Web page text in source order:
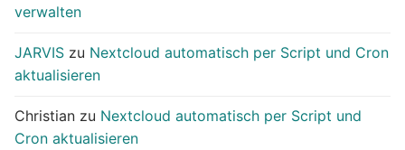
verwalten
JARVIS zu Nextcloud automatisch per Script und Cron
aktualisieren
Christian zu Nextcloud automatisch per Script und
Cron aktualisieren